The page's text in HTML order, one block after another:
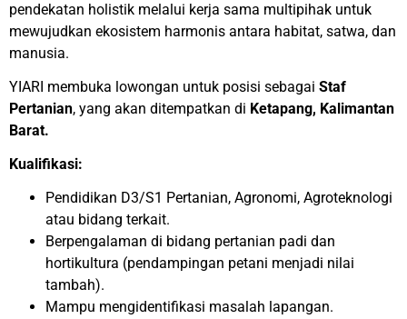
pendekatan holistik melalui kerja sama multipihak untuk
mewujudkan ekosistem harmonis antara habitat, satwa, dan
manusia.
YIARI membuka lowongan untuk posisi sebagai Staf
Pertanian, yang akan ditempatkan di Ketapang, Kalimantan
Barat.
Kualifikasi:
Pendidikan D3/S1 Pertanian, Agronomi, Agroteknologi
atau bidang terkait.
Berpengalaman di bidang pertanian padi dan
hortikultura (pendampingan petani menjadi nilai
tambah).
Mampu mengidentifikasi masalah lapangan.